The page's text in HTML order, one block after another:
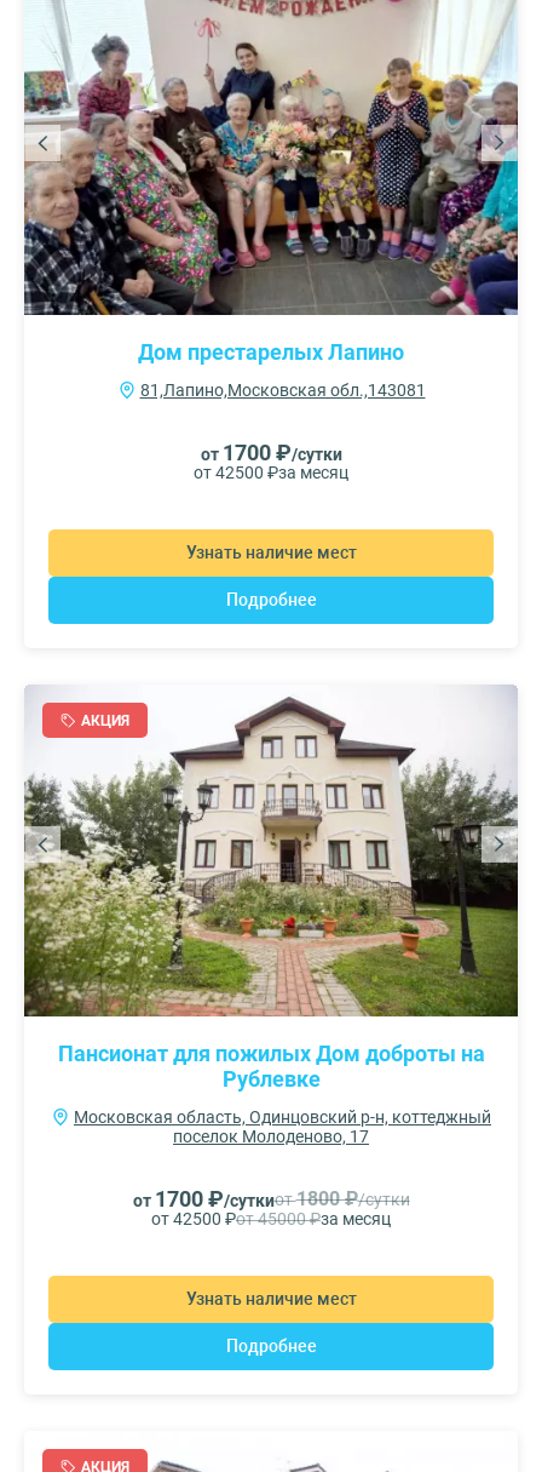
Дом престарелых Лапино
81,Лапино,Московская обл.,143081
от 1700 ₽/сутки
от 42500 ₽за месяц
Узнать наличие мест
Подробнее
АКЦИЯ
Пансионат для пожилых Дом доброты на
Рублевке
Московская область, Одинцовский р-н, коттеджный
поселок Молоденово, 17
от 1700 ₽/суткиот1800 ₽/сутки
от 42500 ₽от 45000 ₽за месяц
Узнать наличие мест
Подробнее
АКЦИЯ